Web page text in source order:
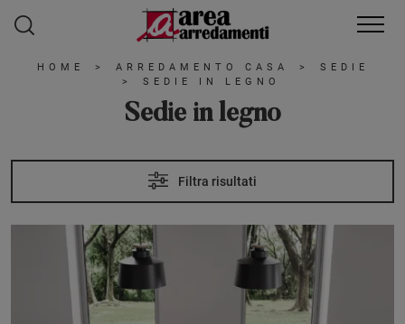
HOME > ARREDAMENTO CASA >
SEDIE
>
SEDIE IN LEGNO
Sedie in legno
Filtra risultati